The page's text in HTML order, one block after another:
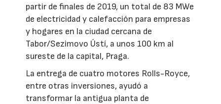
partir de finales de 2019, un total de 83 MWe
de electricidad y calefacción para empresas
y hogares en la ciudad cercana de
Tabor/Sezimovo Ústí, a unos 100 km al
sureste de la capital, Praga.
La entrega de cuatro motores Rolls-Royce,
entre otras inversiones, ayudó a
transformar la antigua planta de